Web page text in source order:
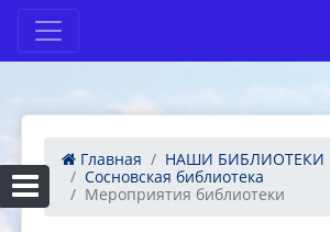
Главная
НАШИ БИБЛИОТЕКИ
Сосновская библиотека
Мероприятия библиотеки